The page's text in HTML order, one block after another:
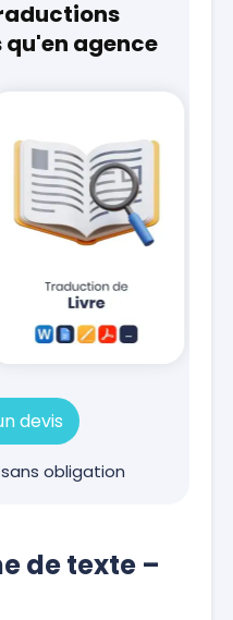
qu'en agence
devis
obligation
de texte –